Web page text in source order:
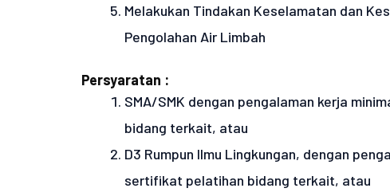
Melakukan Tindakan Keselamatan dan
Pengolahan Air Limbah
Persyaratan :
SMA/SMK dengan pengalaman kerja
bidang terkait, atau
D3 Rumpun Ilmu Lingkungan, dengan
sertifikat pelatihan bidang terkait, atau